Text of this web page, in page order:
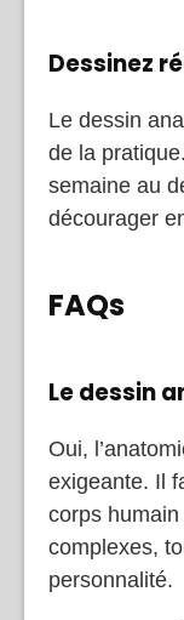
Dessinez
Le dessin
de la
semaine au
décourager
FAQs
Le dessin
Oui,
exigeante. Il
corps
complexes,
personnalité.